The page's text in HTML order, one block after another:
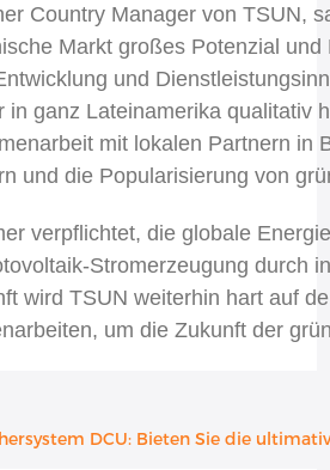
Country Manager von TSUN,
Markt großes Potenzial
und
in ganz Lateinamerika qualitativ
mit lokalen Partnern in
und die Popularisierung von
verpflichtet, die globale
Stromerzeugung durch
wird TSUN weiterhin hart auf
um die Zukunft der
DCU: Bieten Sie die